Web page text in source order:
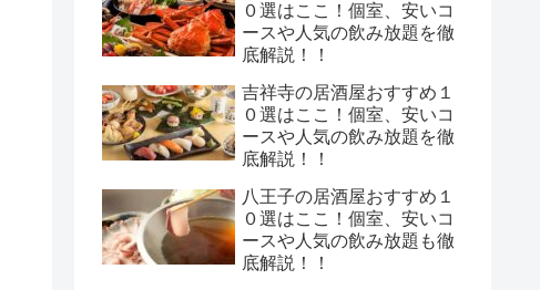
０選はここ！個室、安いコ
ースや人気の飲み放題を徹
底解説！！
吉祥寺の居酒屋おすすめ１
０選はここ！個室、安いコ
ースや人気の飲み放題を徹
底解説！！
八王子の居酒屋おすすめ１
０選はここ！個室、安いコ
ースや人気の飲み放題も徹
底解説！！